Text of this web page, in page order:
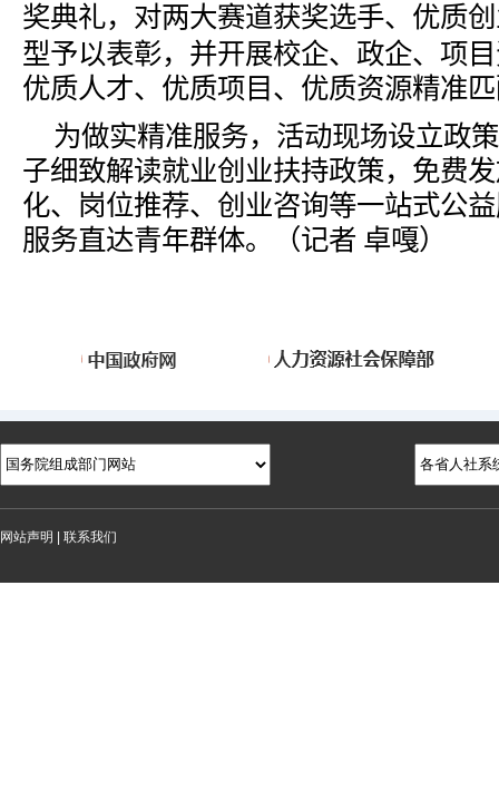
奖典礼，对两大赛道获奖选手、优质
型予以表彰，并开展校企、政企、项
优质人才、优质项目、优质资源精准
为做实精准服务，活动现场设立政
子细致解读就业创业扶持政策，免费
化、岗位推荐、创业咨询等一站式公
服务直达青年群体。（记者 卓嘎）